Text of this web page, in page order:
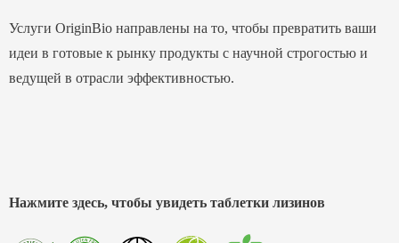
Услуги OriginBio направлены на то, чтобы превратить ваши
идеи в готовые к рынку продукты с научной строгостью и
ведущей в отрасли эффективностью.
Нажмите здесь, чтобы увидеть таблетки лизинов